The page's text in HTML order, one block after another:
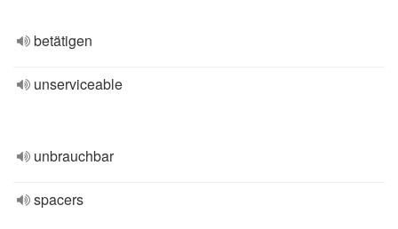
betätigen
unserviceable
unbrauchbar
spacers